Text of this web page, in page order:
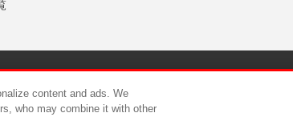
content and ads. We
who may combine it with other